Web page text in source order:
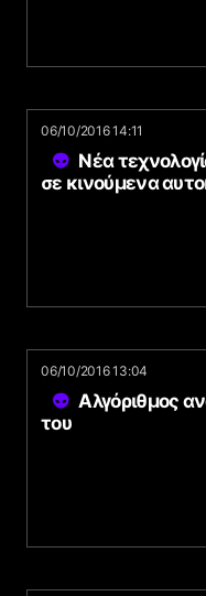
06/10/2016 14:11
Νέα
σε κινούμενα
06/10/2016 13:04
Αλγόριθμος
του